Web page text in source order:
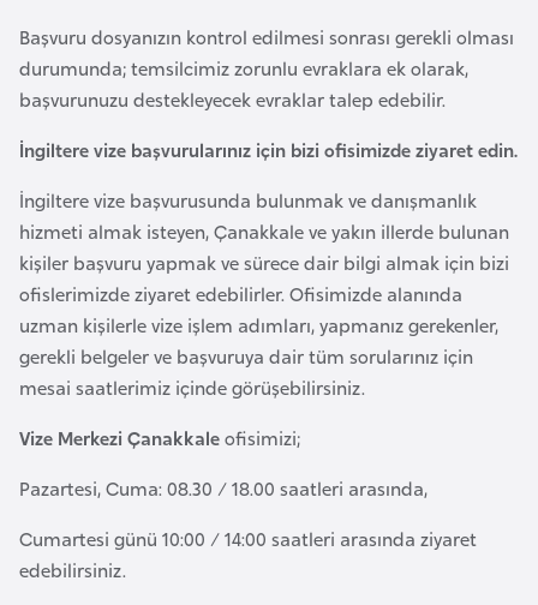
Başvuru dosyanızın kontrol edilmesi sonrası gerekli olması
durumunda; temsilcimiz zorunlu evraklara ek olarak,
başvurunuzu destekleyecek evraklar talep edebilir.
İngiltere vize başvurularınız için bizi ofisimizde ziyaret edin.
İngiltere vize başvurusunda bulunmak ve danışmanlık
hizmeti almak isteyen, Çanakkale ve yakın illerde bulunan
kişiler başvuru yapmak ve sürece dair bilgi almak için bizi
ofislerimizde ziyaret edebilirler. Ofisimizde alanında
uzman kişilerle vize işlem adımları, yapmanız gerekenler,
gerekli belgeler ve başvuruya dair tüm sorularınız için
mesai saatlerimiz içinde görüşebilirsiniz.
Vize Merkezi Çanakkaleofisimizi;
Pazartesi, Cuma: 08.30 / 18.00 saatleri arasında,
Cumartesi günü 10:00 / 14:00 saatleri arasında ziyaret
edebilirsiniz.
a
s
o
a
d
Ç
e
k
u
h
u
r